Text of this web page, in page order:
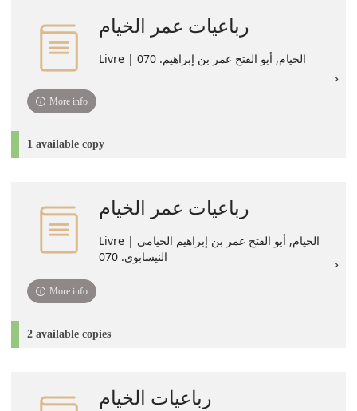
رباعيات عمر الخيام
Livre | الخيام, أبو الفتح عمر بن إبراهيم. 070
More info
1 available copy
رباعيات عمر الخيام
Livre | الخيام, أبو الفتح عمر بن إبراهيم الخيامي
النيسابوي. 070
More info
2 available copies
رباعيات الخيام